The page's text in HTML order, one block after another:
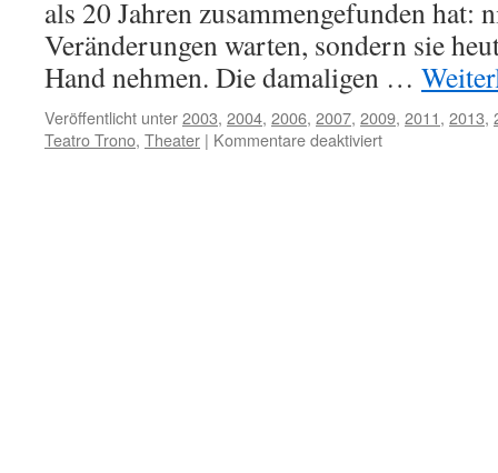
als 20 Jahren zusammengefunden hat:
Veränderungen warten, sondern sie
Hand nehmen. Die damaligen …
Veröffentlicht unter2003, 2004, 2006, 2007, 2009, 2011, 2013,
Teatro Trono, Theater | Kommentare deaktiviertfür